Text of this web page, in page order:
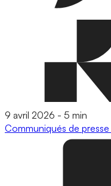
9 avril 2026 - 5 min
Communiqués de presse